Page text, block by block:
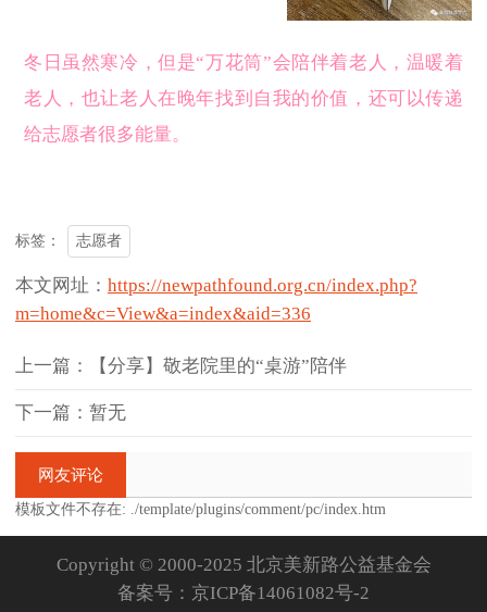
冬日虽然寒冷，但是“万花筒”会陪伴着老人，温暖着
老人，也让老人在晚年找到自我的价值，还可以传递
给志愿者很多能量。
标签： 志愿者
本文网址： https://newpathfound.org.cn/index.php?
m=home&c=View&a=index&aid=336
上一篇：【分享】敬老院里的“桌游”陪伴
下一篇：暂无
网友评论
模板文件不存在: ./template/plugins/comment/pc/index.htm
Copyright © 2000-2025 北京美新路公益基金会
备案号： 京ICP备14061082号-2